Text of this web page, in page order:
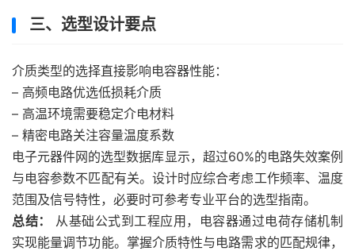
三、选型设计要点
介质类型的选择直接影响电容器性能：
– 高频电路优选低损耗介质
– 高温环境需要稳定介电材料
– 精密电路关注容量温度系数
电子元器件网的选型数据库显示，超过60%的电路失效案例
与电容参数不匹配有关。设计时应综合考虑工作频率、温度
范围及信号特性，必要时可参考专业平台的选型指南。
总结：
从基础公式到工程应用，电容器通过电荷存储机制
实现能量调节功能。掌握介质特性与电路需求的匹配规律，